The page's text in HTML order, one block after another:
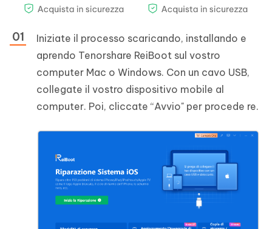
Iniziate il processo scaricando, installando e
aprendo Tenorshare ReiBoot sul vostro
computer Mac o Windows. Con un cavo USB,
collegate il vostro dispositivo mobile al
computer. Poi, cliccate “Avvio" per procede re.